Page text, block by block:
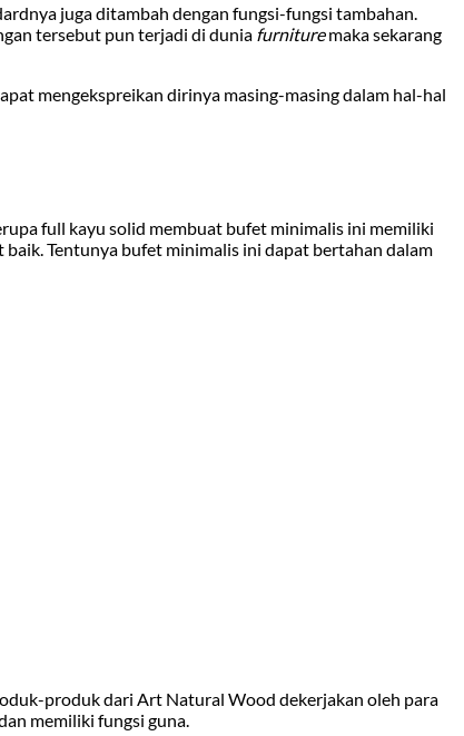
juga ditambah dengan fungsi-fungsi tambahan.
tersebut pun terjadi di dunia furnituremaka sekarang
mengekspreikan dirinya masing-masing dalam hal-hal
full kayu solid membuat bufet minimalis ini memiliki
baik. Tentunya bufet minimalis ini dapat bertahan dalam
produk dari Art Natural Wood dekerjakan oleh para
memiliki fungsi guna.